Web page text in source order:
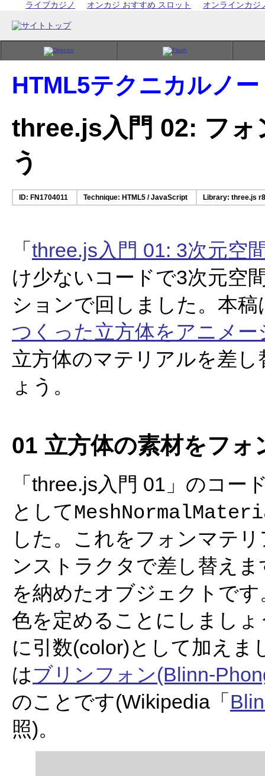
ライブカジノ オンカジ おすすめ スロット オンラインカジ
HTML5テクニカルノー
three.js入門 02: フォ
う
ID: FN1704011 Technique: HTML5 / JavaScript Library: three.js
「 three.js入門 01: 3次元空
け少ないコードで3次元空
ションで回しました。本
つくった立方体をアニメ
立方体のマテリアルを差
ょう。
01 立方体の素材をフ
「three.js入門 01」のコ
として
した。これをフォンマテ
ンストラクタで差し替え
を納めたオブジェクトで
色を定めることにしまし
に引数(color)として加え
はブリンフォン(Blinn-
のことです(Wikipedia「
照)。